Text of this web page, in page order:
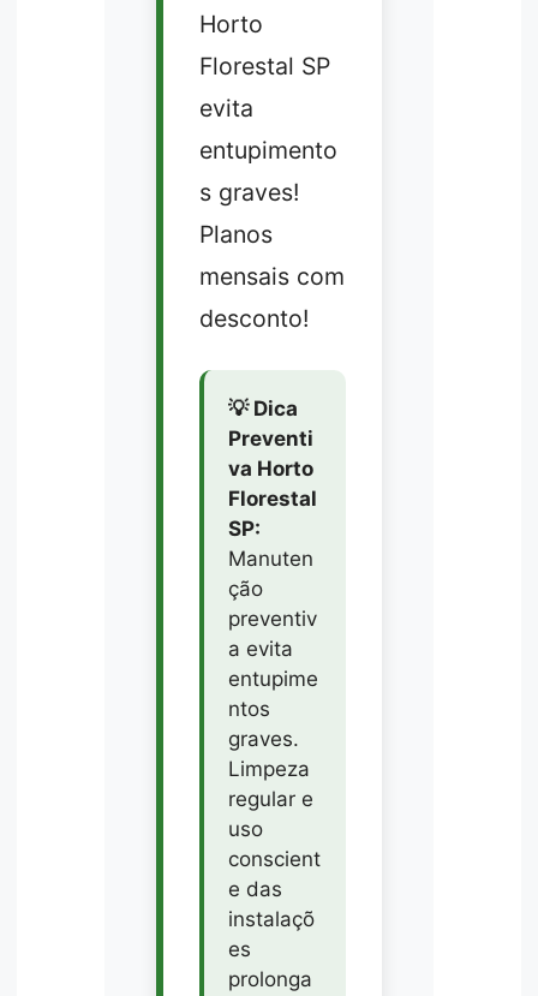
Horto
Florestal SP
evita
entupimento
s graves!
Planos
mensais com
desconto!
💡 Dica
Preventi
va Horto
Florestal
SP:
Manuten
ção
preventiv
a evita
entupime
ntos
graves.
Limpeza
regular e
uso
conscient
e das
instalaçõ
es
prolonga